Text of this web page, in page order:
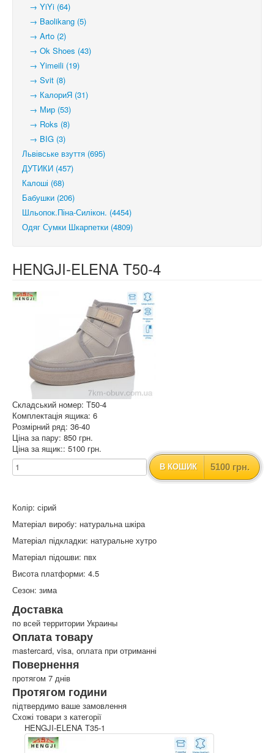
→ YiYi (64)
→ Baolikang (5)
→ Arto (2)
→ Ok Shoes (43)
→ Yimeili (19)
→ Svit (8)
→ КалориЯ (31)
→ Мир (53)
→ Roks (8)
→ BIG (3)
Львівське взуття (695)
ДУТИКИ (457)
Калоші (68)
Бабушки (206)
Шльопок.Піна-Силікон. (4454)
Одяг Сумки Шкарпетки (4809)
HENGJI-ELENA T50-4
Складський номер: T50-4
Комплектація ящика: 6
Розмірний ряд: 36-40
Ціна за пару: 850 грн.
Ціна за ящик:: 5100 грн.
В КОШИК 5100 грн.
Колір: сірий
Матеріал виробу: натуральна шкіра
Матеріал підкладки: натуральне хутро
Матеріал підошви: пвх
Висота платформи: 4.5
Сезон: зима
Доставка
по всей территории Украины
Оплата товару
mastercard, visa, оплата при отриманні
Повернення
протягом 7 днів
Протягом години
підтвердимо ваше замовлення
Схожі товари з категорії
HENGJI-ELENA T35-1